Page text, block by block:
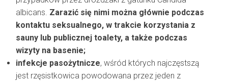
albicans. Zarazić się nimi można głównie podczas
kontaktu seksualnego, w trakcie korzystania z
sauny lub publicznej toalety, a także podczas
wizyty na basenie;
infekcje pasożytnicze, wśród których najczęstszą
jest rzęsistkowica powodowana przez jeden z